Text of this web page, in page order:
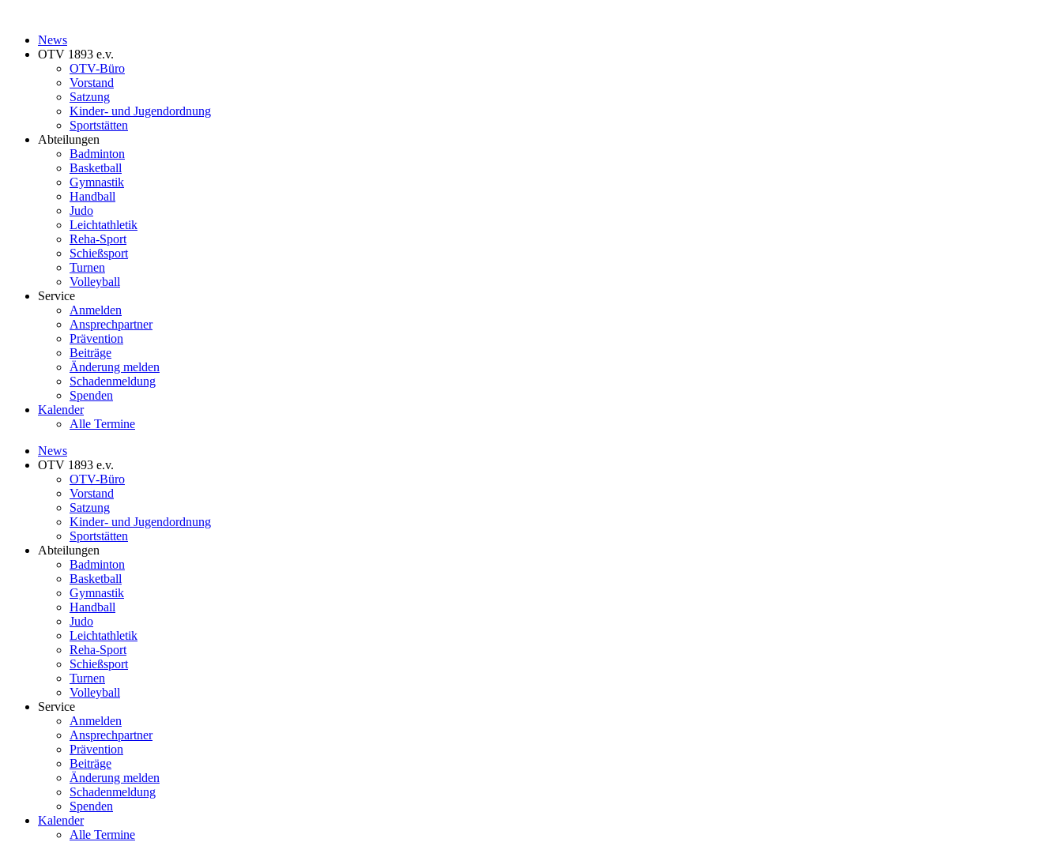
News
OTV 1893 e.v.
OTV-Büro
Vorstand
Satzung
Kinder- und Jugendordnung
Sportstätten
Abteilungen
Badminton
Basketball
Gymnastik
Handball
Judo
Leichtathletik
Reha-Sport
Schießsport
Turnen
Volleyball
Service
Anmelden
Ansprechpartner
Prävention
Beiträge
Änderung melden
Schadenmeldung
Spenden
Kalender
Alle Termine
News
OTV 1893 e.v.
OTV-Büro
Vorstand
Satzung
Kinder- und Jugendordnung
Sportstätten
Abteilungen
Badminton
Basketball
Gymnastik
Handball
Judo
Leichtathletik
Reha-Sport
Schießsport
Turnen
Volleyball
Service
Anmelden
Ansprechpartner
Prävention
Beiträge
Änderung melden
Schadenmeldung
Spenden
Kalender
Alle Termine